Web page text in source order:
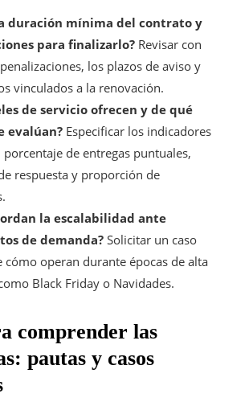
duración mínima del contrato y
para finalizarlo? Revisar con
los plazos de aviso y
vinculados a la renovación.
de servicio ofrecen y de qué
evalúan? Especificar los indicadores
porcentaje de entregas puntuales,
respuesta y proporción de
la escalabilidad ante
de demanda? Solicitar un caso
cómo operan durante épocas de alta
Black Friday o Navidades.
comprender las
pautas y casos